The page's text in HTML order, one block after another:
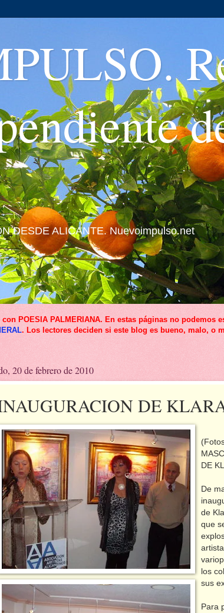
DESDE ALICANTE. Nuevoimpulso.net
POESIA PALMERIANA. En estas páginas no podemos
. Los lectores deciden si este blog es bueno, malo, o
20 de febrero de 2010
DE
DE
De
de
que
los
sus
Para